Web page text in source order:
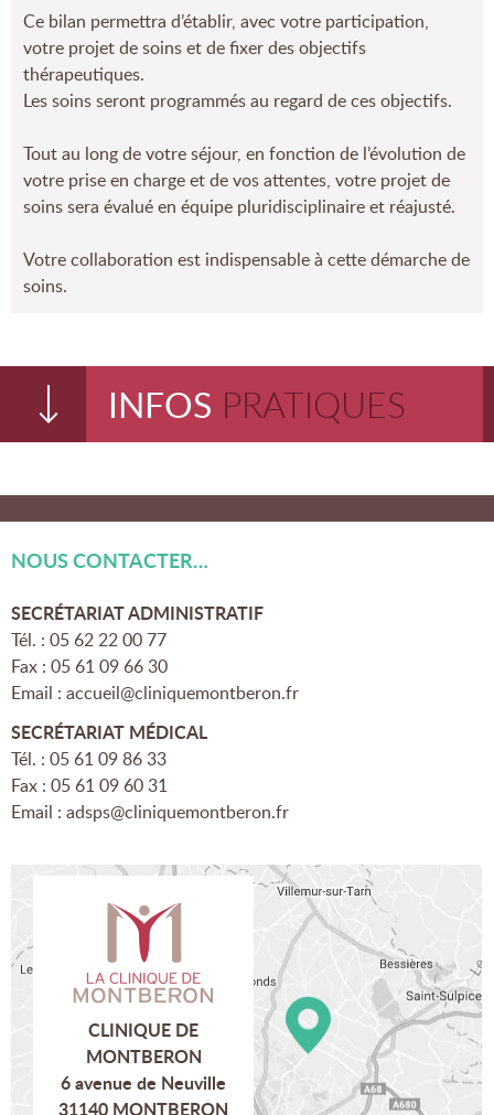
Ce bilan permettra d’établir, avec votre participation,
votre projet de soins et de fixer des objectifs
thérapeutiques.
Les soins seront programmés au regard de ces objectifs.
Tout au long de votre séjour, en fonction de l’évolution de
votre prise en charge et de vos attentes, votre projet de
soins sera évalué en équipe pluridisciplinaire et réajusté.
Votre collaboration est indispensable à cette démarche de
soins.
INFOS PRATIQUES
JOURNÉE TYPE
LES REPAS LES HORAIRES DE VISITE
LES ATELIERS L’ÉQUIPE
VOTRE SORTIE
QUALITÉ ET
CERTIFICATIONS
NOUS CONTACTER…
SECRÉTARIAT ADMINISTRATIF
Tél. : 05 62 22 00 77
Fax : 05 61 09 66 30
Email : accueil@cliniquemontberon.fr
SECRÉTARIAT MÉDICAL
Tél. : 05 61 09 86 33
Fax : 05 61 09 60 31
Email : adsps@cliniquemontberon.fr
CLINIQUE DE
MONTBERON
6 avenue de Neuville
31140 MONTBERON